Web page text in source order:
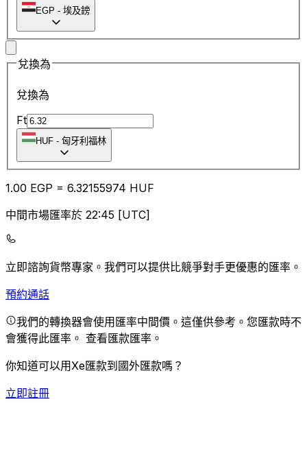
EGP - 埃及鎊
兌換為
兌換為
Ft
HUF - 匈牙利福林
1.00 EGP = 6.32155974 HUF
中間市場匯率於 22:45 [UTC]
立即諮詢貨幣專家。 我們可以提供比競爭對手更優惠的匯率。
預約通話
我們的轉換器會使用匯率中間價。這僅供參考。您匯款時不
會獲得此匯率。 查看匯款匯率。
你知道可以用Xe匯款到國外匯款嗎？
立即註冊